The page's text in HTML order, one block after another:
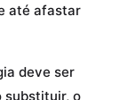
até afastar
deve ser
substituir, o